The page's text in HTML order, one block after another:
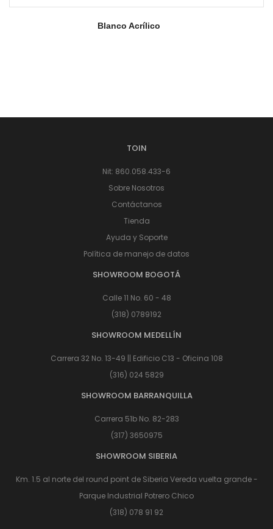
Blanco Acrílico
TOIN
Nit: 860.058.433-6
Sobre Nosotros
Contáctanos
Tienda
Ayuda y Soporte
Política de manejo de datos
SHOWROOM BOGOTÁ
Calle 11 No. 60 - 48
(318) 0789192
SHOWROOM MEDELLÍN
Carrera 32 No. 13-49 || Edificio C13 - Oficina 108
(316) 024 5829
SHOWROOM BARRANQUILLA
Carrera 51b No. 82-283
(317) 3650975
SHOWROOM SIBERIA
Km. 1.5 al norte del round point de Siberia Vereda vuelta grande -
Parque Industrial Potrero Chico
(318) 078 91 92